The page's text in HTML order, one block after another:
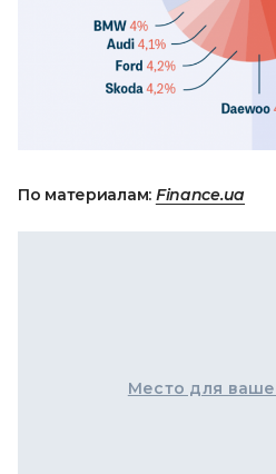
По материалам: Finance.ua
Место для